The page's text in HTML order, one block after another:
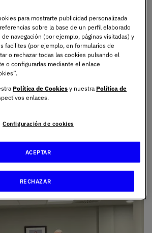
Madrid,
Alberto García
. Este espacio
como apuntaban los Decanos
de Abogados de Madrid y del Ilustre
de Madrid, es de vital
con este espacio para el ejercicio de
los flujos y colocaciones dentro de
una preparación a la realidad
para mostrarte publicidad personalizada
sobre la base de un perfil elaborado
navegación (por ejemplo, páginas visitadas) y
facilites (por ejemplo, en formularios de
o rechazar todas las cookies pulsando el
o configurarlas mediante el enlace
Política de Cookies y nuestra Política de
enlaces.
Configuración de cookies
RECHAZAR
ACEPTAR